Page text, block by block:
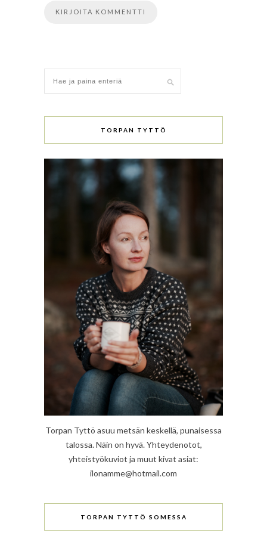
TORPAN TYTTÖ
Torpan Tyttö asuu metsän keskellä, punaisessa
talossa. Näin on hyvä. Yhteydenotot,
yhteistyökuviot ja muut kivat asiat:
ilonamme@hotmail.com
TORPAN TYTTÖ SOMESSA